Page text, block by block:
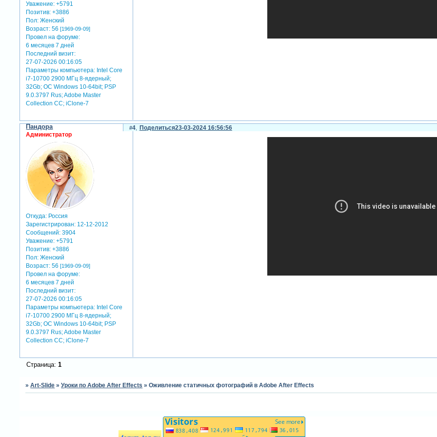
Уважение: +5791
Позитив: +3886
Пол: Женский
Возраст: 56[1969-09-09]
Провел на форуме:
6 месяцев 7 дней
Последний визит:
27-07-2026 00:16:05
Параметры компьютера: Intel Core
i7-10700 2900 МГц 8-ядерный;
32Gb; ОС Windows 10-64bit; PSP
9.0.3797 Rus; Adobe Master
Collection СС; iClone-7
Поделиться
4 23-03-2024 16:56:56
Пандора
Администратор
Откуда: Россия
Зарегистрирован: 12-12-2012
Сообщений: 3904
Уважение: +5791
Позитив: +3886
Пол: Женский
Возраст: 56[1969-09-09]
Провел на форуме:
6 месяцев 7 дней
Последний визит:
27-07-2026 00:16:05
Параметры компьютера: Intel Core
i7-10700 2900 МГц 8-ядерный;
32Gb; ОС Windows 10-64bit; PSP
9.0.3797 Rus; Adobe Master
Collection СС; iClone-7
Страница: 1
»Art-Slide »Уроки по Adobe After Effects »Оживление статичных фотографий в Adobe After Effects